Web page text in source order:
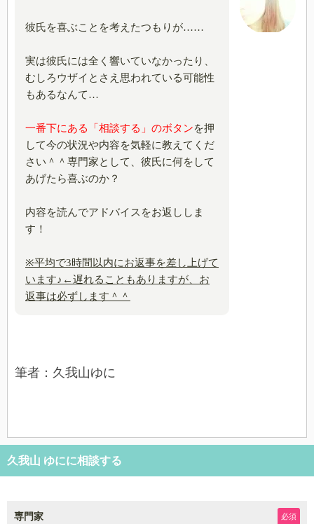
彼氏を喜ぶことを考えたつもりが……
実は彼氏には全く響いていなかったり、
むしろウザイとさえ思われている可能性
もあるなんて…
一番下にある 「相談する」のボタンを押
して今の状況や内容を気軽に教えてくだ
さい＾＾専門家として、彼氏に何をして
あげたら喜ぶのか？
内容を読んでアドバイスをお返ししま
す！
※平均で3時間以内にお返事を差し上げて
います♪←遅れることもありますが、お
返事は必ずします＾＾
筆者：久我山ゆに
久我山 ゆにに相談する
専門家 必須